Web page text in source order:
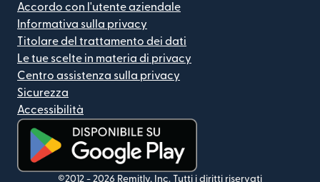
Accordo con l'utente aziendale
Informativa sulla privacy
Titolare del trattamento dei dati
Le tue scelte in materia di privacy
Centro assistenza sulla privacy
Sicurezza
Accessibilità
(si apre in una nuova finestra)
©2012 - 2026 Remitly, Inc. Tutti i diritti riservati